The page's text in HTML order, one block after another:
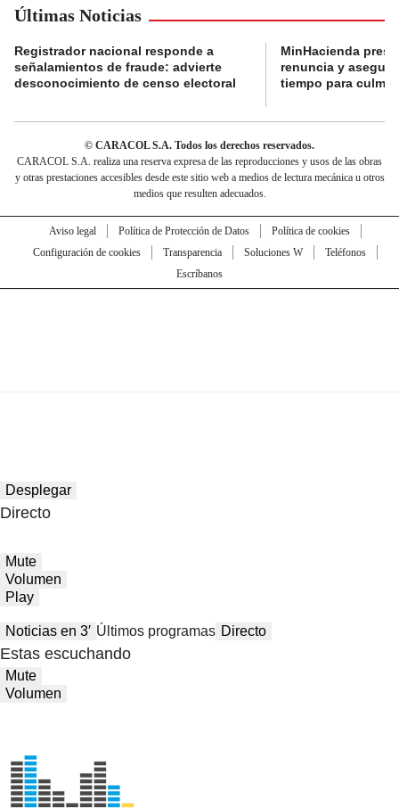
Últimas Noticias
Registrador nacional responde a
señalamientos de fraude: advierte
desconocimiento de censo electoral
MinHacienda
renuncia y
tiempo para
© CARACOL S.A. Todos los derechos reservados.
CARACOL S.A. realiza una reserva expresa de las reproducciones y usos de las obras
y otras prestaciones accesibles desde este sitio web a medios de lectura mecánica u otros
medios que resulten adecuados.
Aviso legal Política de Protección de Datos
Política de cookies
Configuración de cookies
Transparencia Soluciones W
Teléfonos
Escríbanos
Desplegar
Directo
Mute
Volumen
Play
Noticias en 3′ Últimos programas Directo
Estas escuchando
Mute
Volumen